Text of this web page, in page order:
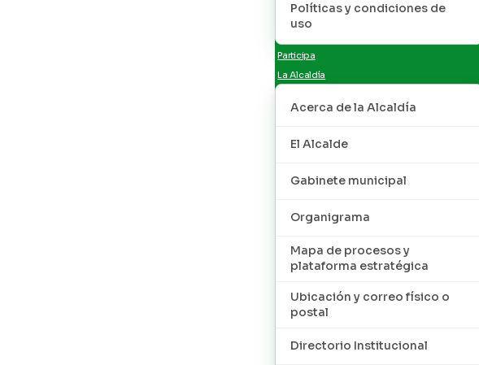
Políticas y condiciones de
uso
Participa
La Alcaldía
Acerca de la Alcaldía
El Alcalde
Gabinete municipal
Organigrama
Mapa de procesos y
plataforma estratégica
Ubicación y correo físico o
postal
Directorio Institucional